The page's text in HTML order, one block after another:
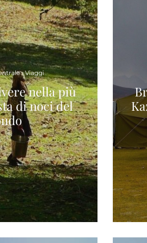
Viaggi
nella più
di noci del